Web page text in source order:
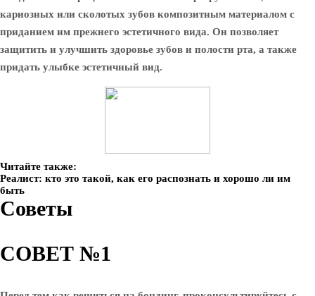
кариозных или сколотых зубов композитным материалом с
приданием им прежнего эстетичного вида. Он позволяет
защитить и улучшить здоровье зубов и полости рта, а также
придать улыбке эстетичный вид.
Читайте также:
Реалист: кто это такой, как его распознать и хорошо ли им
быть
Советы
СОВЕТ №1